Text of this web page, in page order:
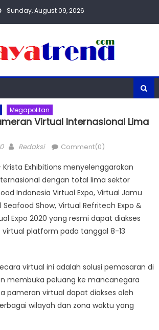
Sunday, August 09, 2026
Megapolitan
Virtual Internasional Lima
Author
Redaksi Comment(0)
Krista Exhibitions menyelenggarakan
dengan total lima sektor
Indonesia Virtual Expo, Virtual Jamu
Seafood Show, Virtual Refritech Expo &
Expo 2020 yang resmi dapat diakses
virtual platform pada tanggal 8-13
virtual ini adalah solusi pemasaran di
membuka peluang ke mancanegara
pameran virtual dapat diakses oleh
wilayah dan zona waktu yang